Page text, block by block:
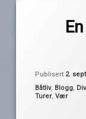
Publisert 2.
Kategorier:
Båtliv, Blogg,
Turer,Vær
Sørlandet
transportetapper